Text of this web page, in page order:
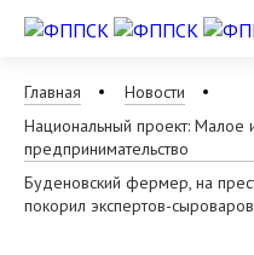
Главная
Новости
Национальный проект: Малое
предпринимательство
Буденовский фермер, на
покорил экспертов-сыроваров